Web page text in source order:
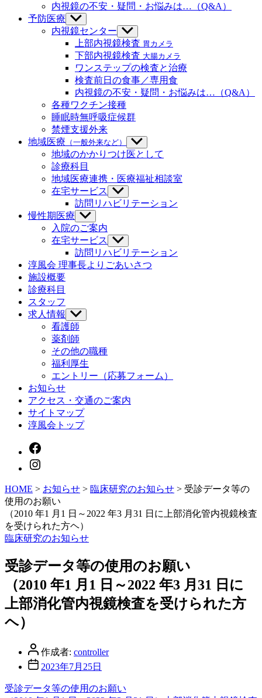
表
内視鏡の不安・疑問・お悩みは…（Q&A）
予防医療 サ
ブ
ニ
ュ
ー
を
表
示
内視鏡センター サ
ブ
メ
ニ
ュ
ー
を
表
示
上部内視鏡検査 胃カメラ
下部内視鏡検査 大腸カメラ
ワンステップの検査と治療
検査前日の食事／専用食
内視鏡の不安・疑問・お悩みは…（Q&A）
各種ワクチン接種
睡眠時無呼吸症候群
禁煙支援外来
地域医療 （一般外来など）
サ
ブ
ニ
ュ
を
地域のかかりつけ医として
診療科目
地域医療連携・医療福祉相談室
在宅サービス
サ
ブ
ュ
ー
を
表
訪問リハビリテーション
慢性期医療 サ
ブ
ニ
ュ
ー
入院のご案内
在宅サービス
サ
ブ
メ
訪問リハビリテーション
淳風会 理事長よりごあいさつ
施設概要
診療科目
スタッフ
求人情報
サ
ブ
メ
ニ
ュ
ー
を
示
看護師
薬剤師
その他の職種
福利厚生
エントリー（応募フォーム）
お知らせ
アクセス・交通のご案内
サイトマップ
淳風会トップ
HOME > お知らせ > 臨床研究のお知らせ > 受診データ等の
使用のお願い
（2010 年1 月1 日～2022 年3 月31 日に上部消化管内視鏡検査
を受けられた方ヘ）
カ
ゴ
リ
臨床研究のお知らせ
受診データ等の使用のお願い
（2010 年1 月1 日～2022 年3 月31 日に
上部消化管内視鏡検査を受けられた方
ヘ）
投
稿
者
作成者: controller
投
日
2023年7月25日
受診データ等の使用のお願い